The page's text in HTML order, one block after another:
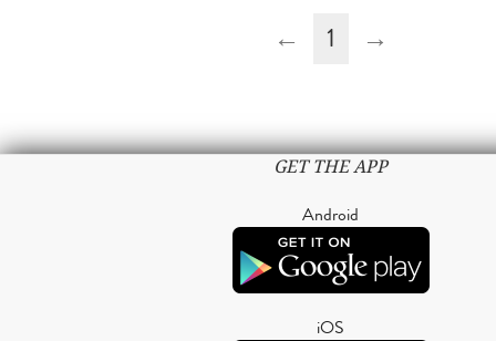
← 1 →
GET THE APP
Android
iOS